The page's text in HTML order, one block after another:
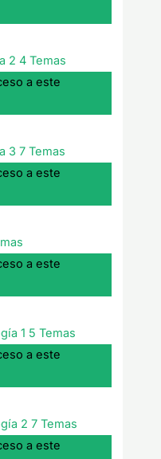
24 Temas
a este
37 Temas
a este
a este
1 5 Temas
a este
27 Temas
a este